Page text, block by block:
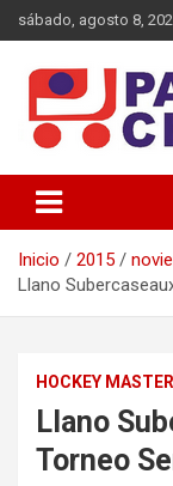
Saltar
al
sábado, agosto 8,
Patines
Inicio 2015
Llano
HOCKEY MASTER
Llano
Torneo